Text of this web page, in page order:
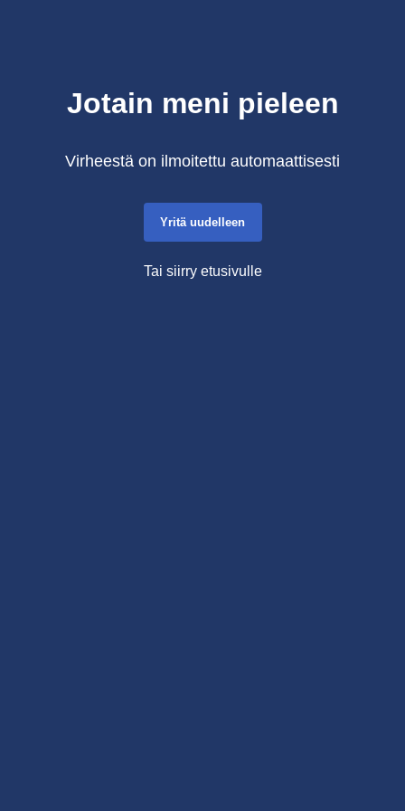
Jotain meni pieleen
Virheestä on ilmoitettu automaattisesti
Yritä uudelleen
Tai siirry etusivulle